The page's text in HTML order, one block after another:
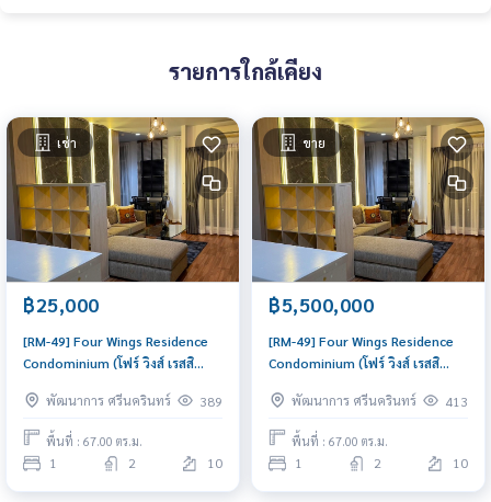
รายการใกล้เคียง
เช่า
฿25,000
[RM-49] Four Wings Residence
Condominium (โฟร์ วิงส์ เรสสิ
คอนโดมิเนียมให้เช่า 1 ห้องนอน ใกล้
หัวหมาก พร้อมเข้าอยู่ทันที นัดดูห้อง
ได้เลย
พัฒนาการ ศรีนครินทร์ 389
พื้นที่ : 67.00 ตร.ม.
1 2 10
ขาย
฿5,500,000
[RM-49] Four Wings Residence
Condominium (โฟร์ วิงส์ เรสสิ
คอนโดมิเนียม 1 ห้องนอน ใกล้
หัวหมาก ห้องสวย น่าลงทุน
พัฒนาการ ศรีนครินทร์ 413
พื้นที่ : 67.00 ตร.ม.
1 2 10